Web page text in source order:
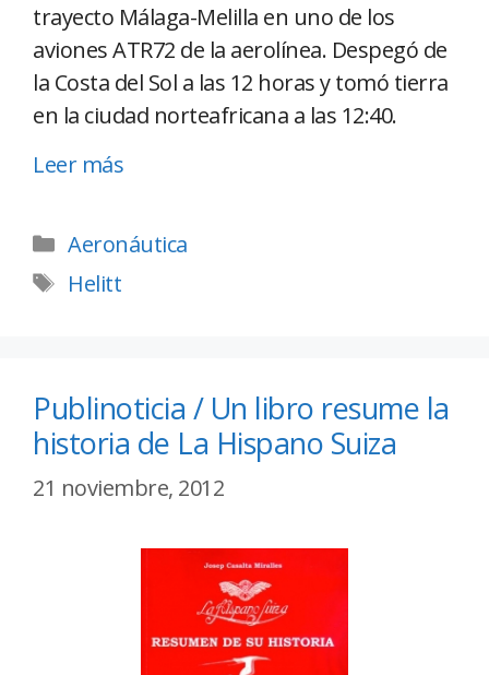
trayecto Málaga-Melilla en uno de los
aviones ATR72 de la aerolínea. Despegó de
la Costa del Sol a las 12 horas y tomó tierra
en la ciudad norteafricana a las 12:40.
Leer más
Aeronáutica
Helitt
Publinoticia / Un libro resume la
historia de La Hispano Suiza
21 noviembre, 2012